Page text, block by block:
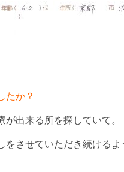
たか？
出来る所を探していて。
させていただき続けるよ